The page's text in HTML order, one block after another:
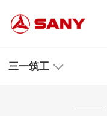
三一筑工